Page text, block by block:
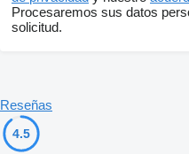
Procesaremos sus datos
solicitud.
Reseñas
4.5